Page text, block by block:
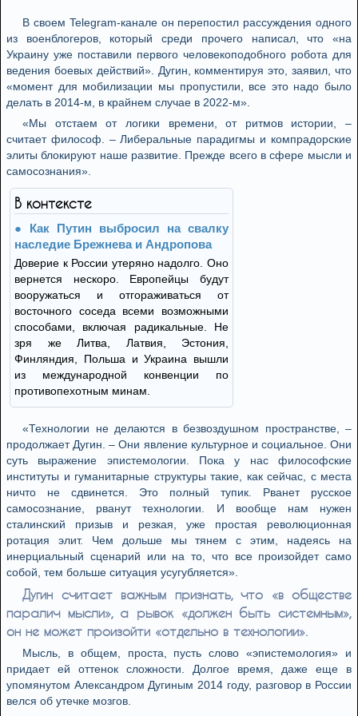
В своем Telegram-канале он перепостил рассуждения одного
из военблогеров, который среди прочего написал, что «на
Украину уже поставили первого человекоподобного робота для
ведения боевых действий». Дугин, комментируя это, заявил, что
«момент для мобилизации мы пропустили, все это надо было
делать в 2014-м, в крайнем случае в 2022-м».
«Мы отстаем от логики времени, от ритмов истории, –
считает философ. – Либеральные парадигмы и компрадорские
элиты блокируют наше развитие. Прежде всего в сфере мысли и
самосознания».
В контексте
Как Путин выбросил на свалку
наследие Брежнева и Андропова
Доверие к России утеряно надолго. Оно
вернется нескоро. Европейцы будут
вооружаться и отгораживаться от
восточного соседа всеми возможными
способами, включая радикальные. Не
зря же Литва, Латвия, Эстония,
Финляндия, Польша и Украина вышли
из международной конвенции по
противопехотным минам.
«Технологии не делаются в безвоздушном пространстве, –
продолжает Дугин. – Они явление культурное и социальное. Они
суть выражение эпистемологии. Пока у нас философские
институты и гуманитарные структуры такие, как сейчас, с места
ничто не сдвинется. Это полный тупик. Рванет русское
самосознание, рванут технологии. И вообще нам нужен
сталинский призыв и резкая, уже простая революционная
ротация элит. Чем дольше мы тянем с этим, надеясь на
инерциальный сценарий или на то, что все произойдет само
собой, тем больше ситуация усугубляется».
Дугин считает важным признать, что «в обществе
паралич мысли», а рывок «должен быть системным»,
он не может произойти «отдельно в технологии».
Мысль, в общем, проста, пусть слово «эпистемология» и
придает ей оттенок сложности. Долгое время, даже еще в
упомянутом Александром Дугиным 2014 году, разговор в России
велся об утечке мозгов.